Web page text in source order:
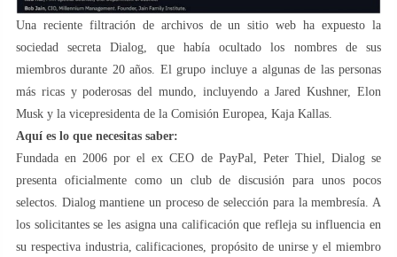
Una reciente filtración de archivos de un sitio web ha expuesto la
sociedad secreta Dialog, que había ocultado los nombres de sus
miembros durante 20 años. El grupo incluye a algunas de las personas
más ricas y poderosas del mundo, incluyendo a Jared Kushner, Elon
Musk y la vicepresidenta de la Comisión Europea, Kaja Kallas.
Aquí es lo que necesitas saber:
Fundada en 2006 por el ex CEO de PayPal, Peter Thiel, Dialog se
presenta oficialmente como un club de discusión para unos pocos
selectos. Dialog mantiene un proceso de selección para la membresía. A
los solicitantes se les asigna una calificación que refleja su influencia en
su respectiva industria, calificaciones, propósito de unirse y el miembro